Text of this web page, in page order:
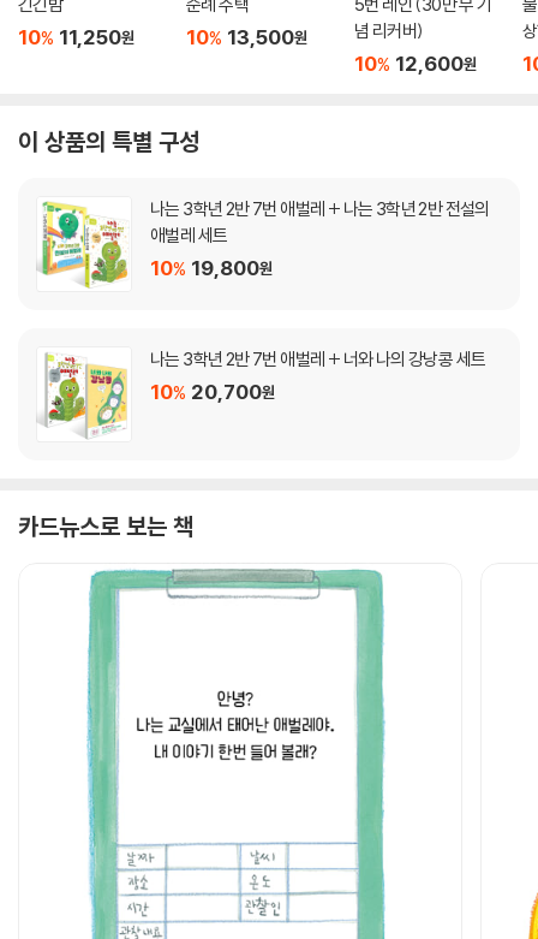
10% 11,250원 10% 13,500원
념 리커버)
10% 12,600원
이 상품의 특별 구성
나는 3학년 2반 7번 애벌레 + 나는 3학년 2반 전설의
애벌레 세트
10% 19,800원
나는 3학년 2반 7번 애벌레 + 너와 나의 강낭콩 세트
10% 20,700원
카드뉴스로 보는 책